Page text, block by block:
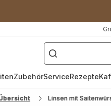
ZubehörServiceRezepte
Linsen mit